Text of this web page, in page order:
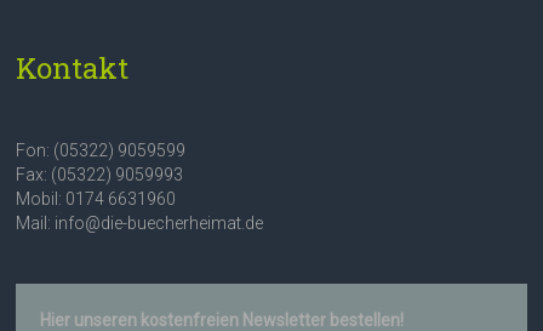
Kontakt
Fon: (05322) 9059599
Fax: (05322) 9059993
Mobil: 0174 6631960
Mail: info@die-buecherheimat.de
Hier unseren kostenfreien Newsletter bestellen!